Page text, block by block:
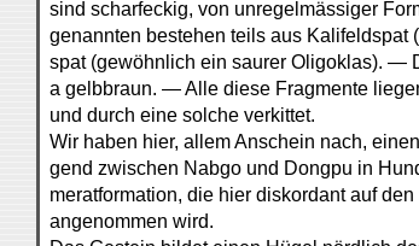
sind scharfeckig, von unregelmässiger
genannten bestehen teils aus Kalifeldspat
spat (gewöhnlich ein saurer Oligoklas). —
a gelbbraun. — Alle diese Fragmente
und durch eine solche verkittet.
Wir haben hier, allem Anschein nach,
gend zwischen Nabgo und Dongpu in
meratformation, die hier diskordant auf
angenommen wird.